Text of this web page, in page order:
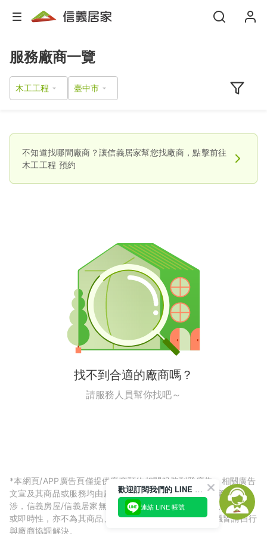
服務廠商一覽
木工工程
不知道找哪間廠商？讓信義居家幫您找廠商，點擊前往
木工工程 預約
找不到合適的廠商嗎？
請服務人員幫你找吧～
*本網頁/APP廣告頁僅提供廠商預約相關服務刊登廣告，相關廣告
文宣及其商品或服務均由廠商自行提供，與信義房屋/信義居家無
涉，信義房屋/信義居家無法擔保廠商廣告內容的正確性、可信度
或即時性，亦不為其商品、服務品質負責，所生任何爭議皆請自行
與廠商協調解決。
歡迎訂閱我們的 LINE 官方帳號
連結 LINE 帳號